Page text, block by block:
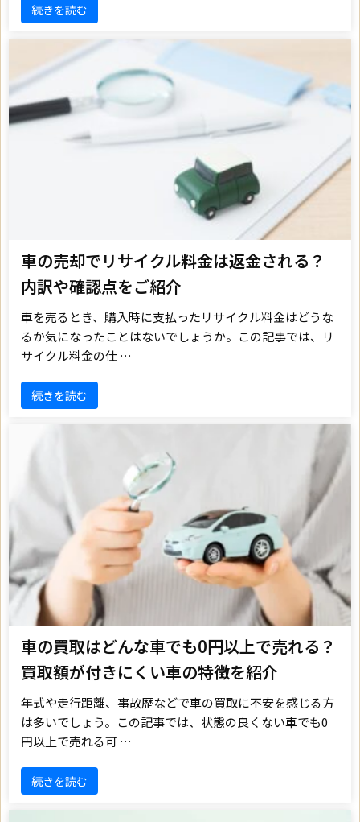
続きを読む
車の売却でリサイクル料金は返金される？
内訳や確認点をご紹介
車を売るとき、購入時に支払ったリサイクル料金はどうな
るか気になったことはないでしょうか。この記事では、リ
サイクル料金の仕 …
続きを読む
車の買取はどんな車でも0円以上で売れる？
買取額が付きにくい車の特徴を紹介
年式や走行距離、事故歴などで車の買取に不安を感じる方
は多いでしょう。この記事では、状態の良くない車でも0
円以上で売れる可 …
続きを読む